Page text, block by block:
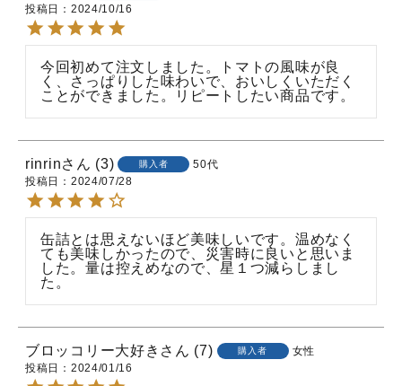
投稿日
2024/10/16
今回初めて注文しました。トマトの風味が良
く、さっぱりした味わいで、おいしくいただく
ことができました。リピートしたい商品です。
rinrin 3 購入者
50代
投稿日
2024/07/28
缶詰とは思えないほど美味しいです。温めなく
ても美味しかったので、災害時に良いと思いま
した。量は控えめなので、星１つ減らしまし
た。
ブロッコリー大好き 7 購入者
女性
投稿日
2024/01/16